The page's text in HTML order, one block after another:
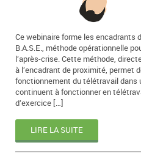
Ce webinaire forme les encadrants
B.A.S.E., méthode opérationnelle
l’après-crise. Cette méthode,
à l’encadrant de proximité, permet
fonctionnement du télétravail dans
continuent à fonctionner en
d’exercice […]
LIRE LA SUITE